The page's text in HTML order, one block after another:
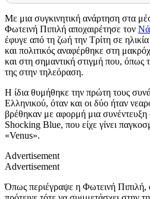
Με μια συγκινητική ανάρτηση στα
Φωτεινή Πιπιλή αποχαιρέτησε τον
έφυγε από τη ζωή την Τρίτη σε
και πολιτικός αναφέρθηκε στη
και στη σημαντική στιγμή που, όπως
της στην τηλεόραση.
Η ίδια θυμήθηκε την πρώτη τους
Ελληνικού, όταν και οι δύο ήταν
βρέθηκαν με αφορμή μια
Shocking Blue, που είχε γίνει
«Venus».
Advertisement
Advertisement
Όπως περιέγραψε η Φωτεινή